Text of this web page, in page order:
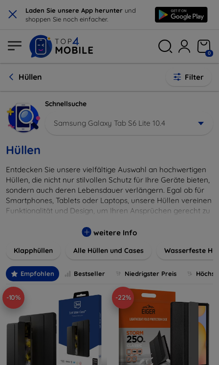
× Laden Sie unsere App herunter und
shoppen Sie noch einfacher.
0
Hüllen Filter
Schnellsuche
Samsung Galaxy Tab S6 Lite 10.4
Hüllen
Entdecken Sie unsere vielfältige Auswahl an hochwertigen
Hüllen, die nicht nur stilvollen Schutz für Ihre Geräte bieten,
sondern auch deren Lebensdauer verlängern. Egal ob für
Smartphones, Tablets oder Laptops, unsere Hüllen vereinen
Funktionalität und Design, um Ihren Ansprüchen gerecht zu
Farben, um Ihren persönlichen Stil perfekt zu
weitere Info
Klapphüllen Alle Hüllen und Cases Wasserfeste
Empfohlen Bestseller Niedrigster Preis
-10% -22%